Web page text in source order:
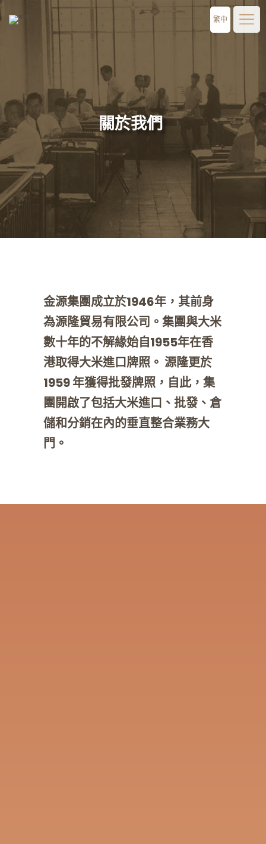
繁中
關於我們
金源集團成立於1946年，其前身
為源隆貿易有限公司。集團與大米
數十年的不解緣始自1955年在香
港取得大米進口牌照。 源隆更於
1959 年獲得批發牌照，自此，集
團開啟了包括大米進口、批發、倉
儲和分銷在內的垂直整合業務大
門。